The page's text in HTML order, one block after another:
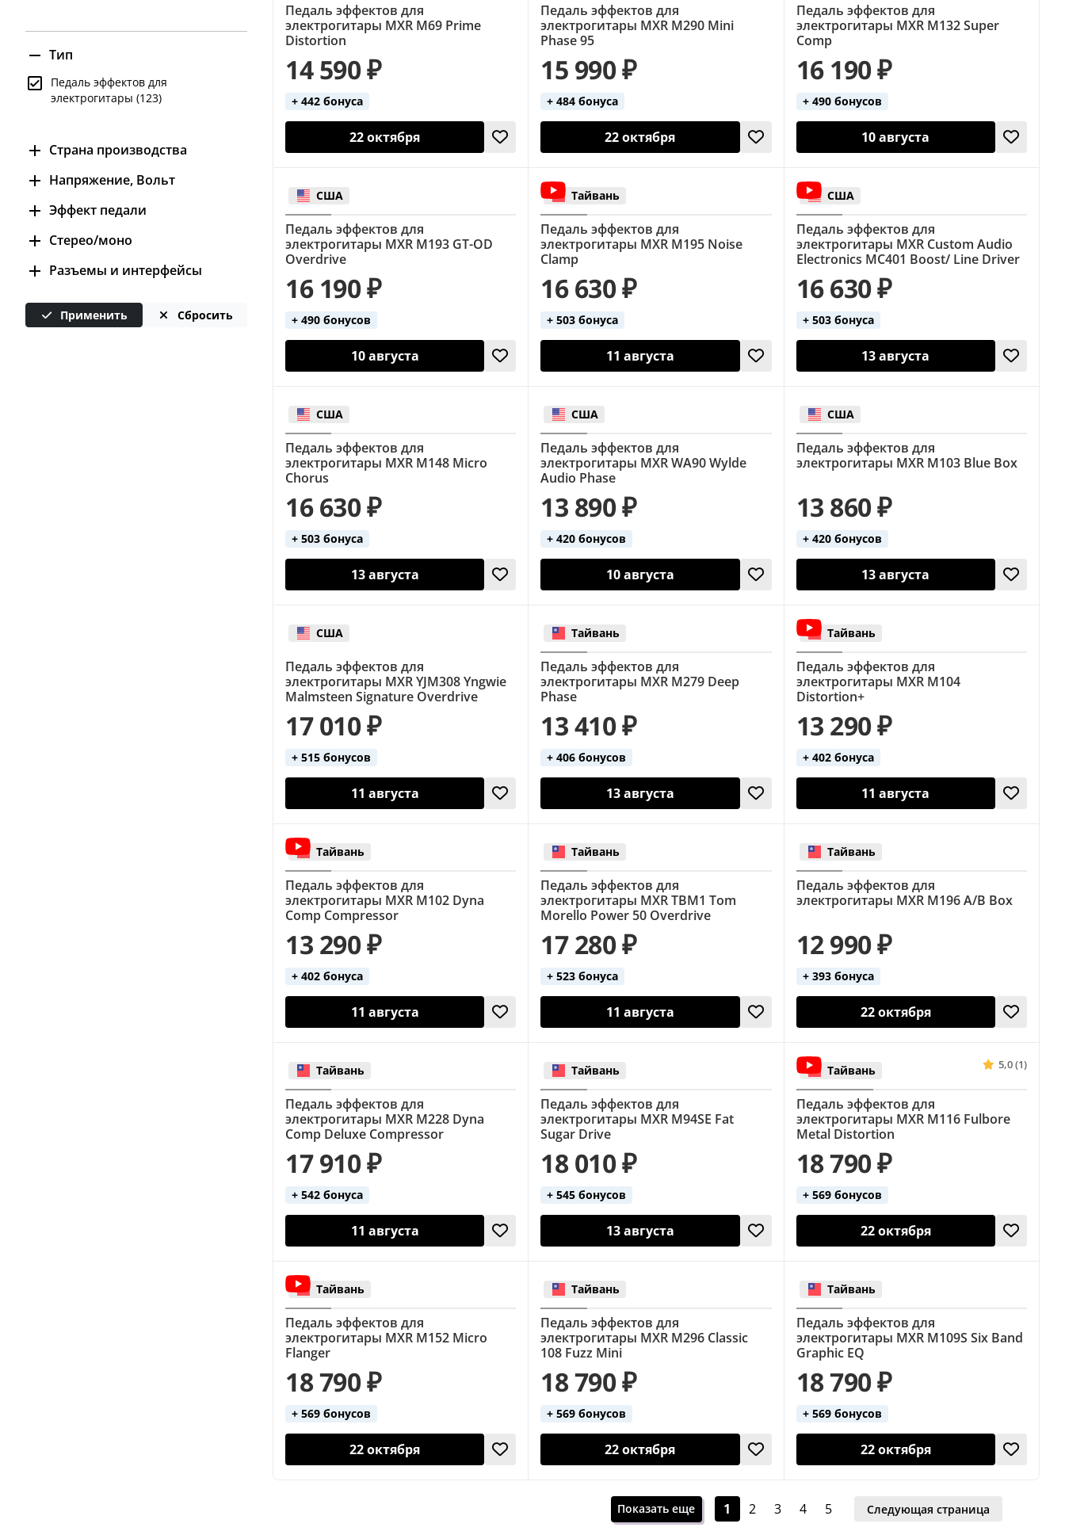
Тип
Педаль эффектов для
электрогитары (123)
Страна производства
США (74)
Тайвань (37)
Напряжение, Вольт
9 (111)
Эффект педали
booster (11)
fuzz (15)
Стерео/моно
моно (115)
Разъемы и интерфейсы
jack 6.3 (120)
Применить Сбросить
Педаль эффектов для
электрогитары MXR M69 Prime
Distortion
14 590 ₽
+ 442 бонуса
22 октября
Педаль эффектов для
электрогитары MXR M290 Mini
Phase 95
15 990 ₽
+ 484 бонуса
22 октября
Педаль эффектов для
электрогитары MXR M132 Super
Comp
16 190 ₽
+ 490 бонусов
10 августа
Педаль эффектов для
электрогитары MXR M193 GT-OD
Overdrive
США
16 190 ₽
+ 490 бонусов
10 августа
Педаль эффектов для
электрогитары MXR M195 Noise
Clamp
Тайвань
16 630 ₽
+ 503 бонуса
11 августа
Педаль эффектов для
электрогитары MXR Custom Audio
Electronics MC401 Boost/ Line Driver
США
16 630 ₽
+ 503 бонуса
13 августа
Педаль эффектов для
электрогитары MXR M148 Micro
Chorus
США
16 630 ₽
+ 503 бонуса
13 августа
Педаль эффектов для
электрогитары MXR WA90 Wylde
Audio Phase
США
13 890 ₽
+ 420 бонусов
10 августа
Педаль эффектов для
электрогитары MXR M103 Blue Box
США
13 860 ₽
+ 420 бонусов
13 августа
Педаль эффектов для
электрогитары MXR YJM308 Yngwie
Malmsteen Signature Overdrive
США
17 010 ₽
+ 515 бонусов
11 августа
Педаль эффектов для
электрогитары MXR M279 Deep
Phase
Тайвань
13 410 ₽
+ 406 бонусов
13 августа
Педаль эффектов для
электрогитары MXR M104
Distortion+
Тайвань
13 290 ₽
+ 402 бонуса
11 августа
Педаль эффектов для
электрогитары MXR M102 Dyna
Сomp Compressor
Тайвань
13 290 ₽
+ 402 бонуса
11 августа
Педаль эффектов для
электрогитары MXR TBM1 Tom
Morello Power 50 Overdrive
Тайвань
17 280 ₽
+ 523 бонуса
11 августа
Педаль эффектов для
электрогитары MXR M196 A/B Box
Тайвань
12 990 ₽
+ 393 бонуса
22 октября
Педаль эффектов для
электрогитары MXR M228 Dyna
Comp Deluxe Compressor
Тайвань
17 910 ₽
+ 542 бонуса
11 августа
Педаль эффектов для
электрогитары MXR M94SE Fat
Sugar Drive
Тайвань
18 010 ₽
+ 545 бонусов
13 августа
5,0 (1)
Педаль эффектов для
электрогитары MXR M116 Fulbore
Metal Distortion
Тайвань
18 790 ₽
+ 569 бонусов
22 октября
Педаль эффектов для
электрогитары MXR M152 Micro
Flanger
Тайвань
18 790 ₽
+ 569 бонусов
22 октября
Педаль эффектов для
электрогитары MXR M296 Classic
108 Fuzz Mini
Тайвань
18 790 ₽
+ 569 бонусов
22 октября
Педаль эффектов для
электрогитары MXR M109S Six Band
Graphic EQ
Тайвань
18 790 ₽
+ 569 бонусов
22 октября
Показать еще 1 2 3 4 5 Следующая страница